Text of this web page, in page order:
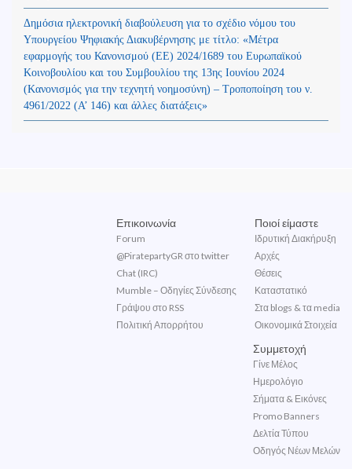
Δημόσια ηλεκτρονική διαβούλευση για το σχέδιο νόμου του
Υπουργείου Ψηφιακής Διακυβέρνησης με τίτλο: «Μέτρα
εφαρμογής του Κανονισμού (ΕΕ) 2024/1689 του Ευρωπαϊκού
Κοινοβουλίου και του Συμβουλίου της 13ης Ιουνίου 2024
(Kανονισμός για την τεχνητή νοημοσύνη) – Τροποποίηση του ν.
4961/2022 (Α’ 146) και άλλες διατάξεις»
Επικοινωνία
Forum
@PiratepartyGR στο twitter
Chat (IRC)
Mumble – Οδηγίες Σύνδεσης
Γράψου στο RSS
Πολιτική Απορρήτου
Ποιοί είμαστε
Ιδρυτική Διακήρυξη
Αρχές
Θέσεις
Καταστατικό
Στα blogs & τα media
Οικονομικά Στοιχεία
Συμμετοχή
Γίνε Μέλος
Ημερολόγιο
Σήματα & Εικόνες
Promo Banners
Δελτία Τύπου
Οδηγός Νέων Μελών